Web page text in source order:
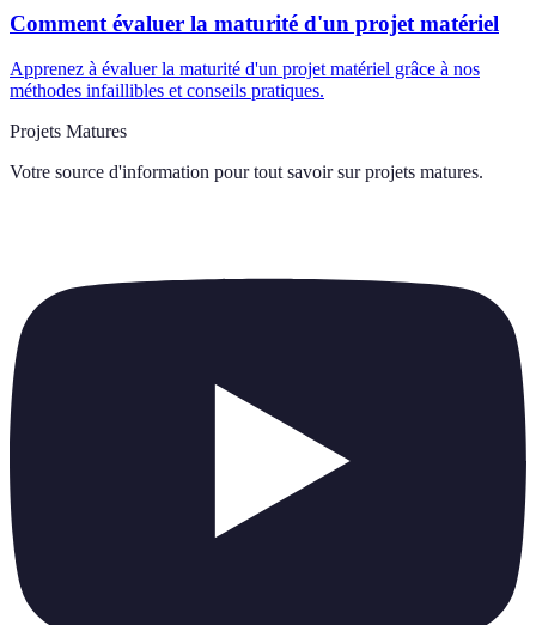
Comment évaluer la maturité d'un projet matériel
Apprenez à évaluer la maturité d'un projet matériel grâce à nos
méthodes infaillibles et conseils pratiques.
Projets Matures
Votre source d'information pour tout savoir sur projets matures.